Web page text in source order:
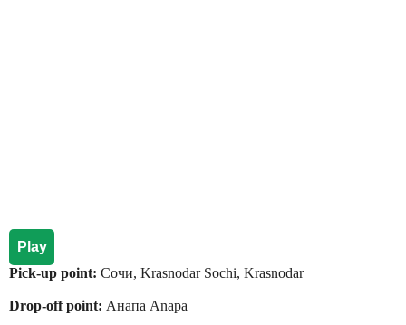
Play
Pick-up point: Сочи, Krasnodar Sochi, Krasnodar
Drop-off point: Анапа Anapa